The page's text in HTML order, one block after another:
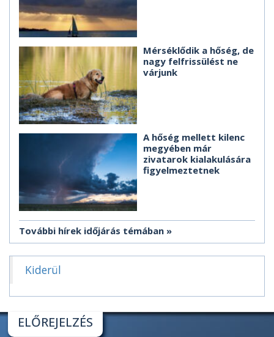
Mérséklődik a hőség, de
nagy felfrissülést ne
várjunk
A hőség mellett kilenc
megyében már
zivatarok kialakulására
figyelmeztetnek
További hírek időjárás témában
Kiderül
ELŐREJELZÉS